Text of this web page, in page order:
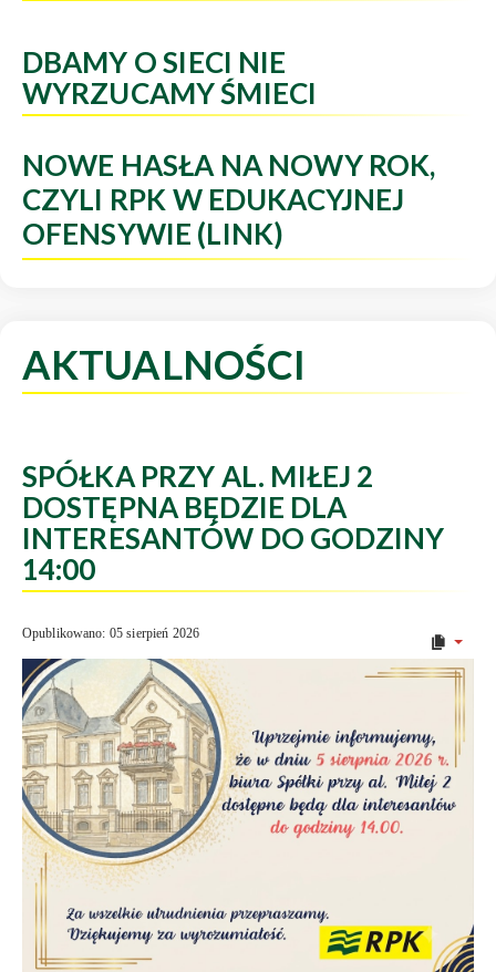
DBAMY O SIECI NIE
WYRZUCAMY ŚMIECI
NOWE HASŁA NA NOWY ROK,
CZYLI RPK W EDUKACYJNEJ
OFENSYWIE (LINK)
AKTUALNOŚCI
SPÓŁKA PRZY AL. MIŁEJ 2
DOSTĘPNA BĘDZIE DLA
INTERESANTÓW DO GODZINY
14:00
Opublikowano: 05 sierpień 2026